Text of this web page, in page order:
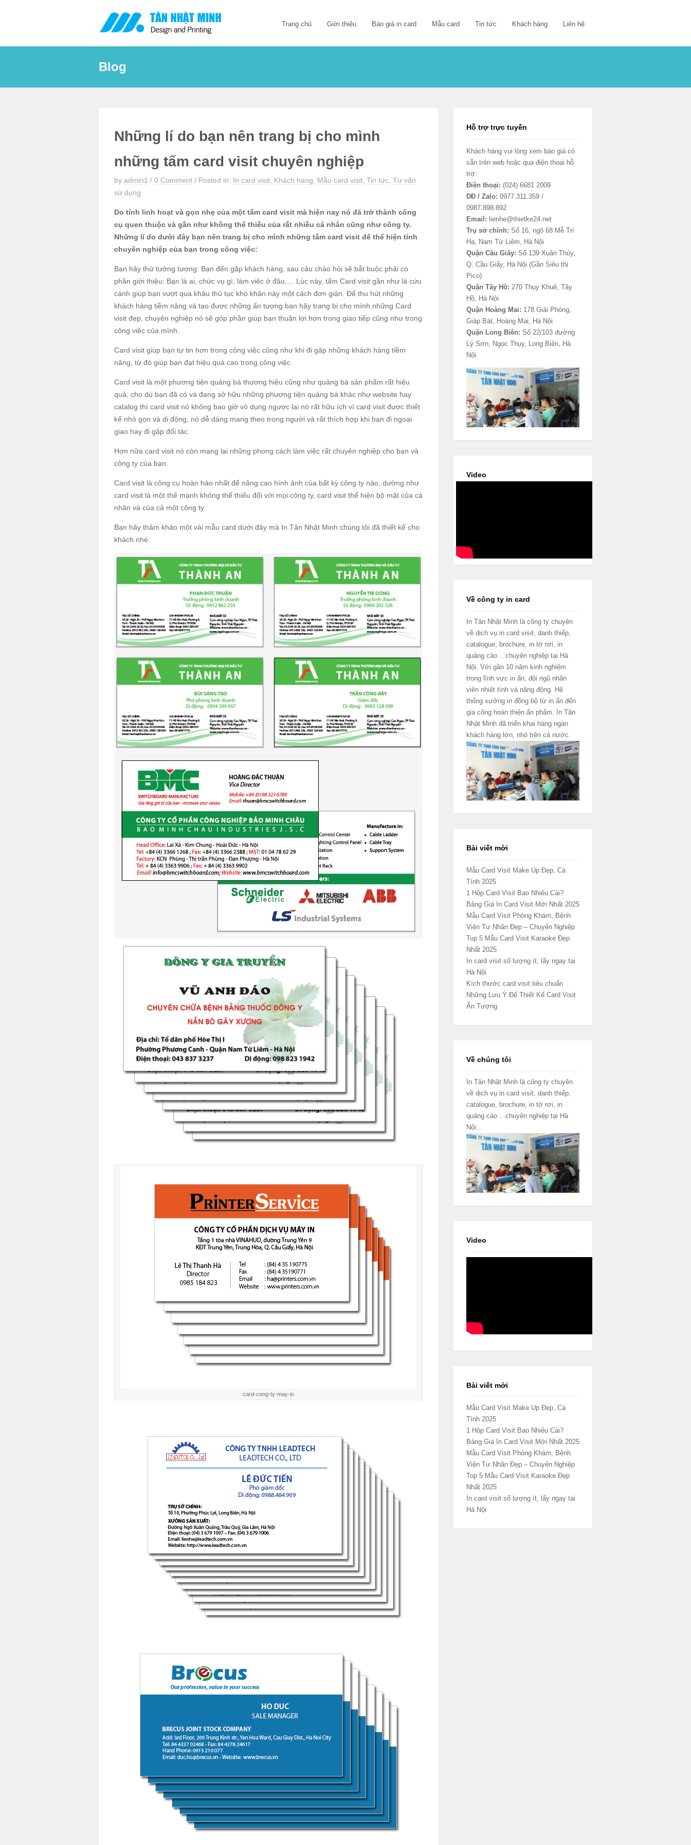
Trang chủ Giới thiệu Báo giá in card Mẫu card Tin tức Khách hàng Liên hệ
Blog
Những lí do bạn nên trang bị cho mình
những tấm card visit chuyên nghiệp
by admin1 / 0 Comment / Posted in: In card visit Khách hàng Mẫu card visit Tin tức Tư vấn
sử dụng
Do tính linh hoạt và gọn nhẹ của một tấm card visit mà hiện nay nó đã trở thành công
cụ quen thuộc và gần như không thể thiếu của rất nhiều cá nhân cũng như công ty.
Những lí do dưới đây bạn nên trang bị cho mình những tấm card visit để thể hiện tính
chuyên nghiệp của bạn trong công việc:
Bạn hãy thử tưởng tượng: Bạn đến gặp khách hàng, sau câu chào hỏi sẽ bắt buộc phải có
phần giới thiệu: Bạn là ai, chức vụ gì, làm việc ở đâu,… Lúc này, tấm Card visit gần như là cứu
cánh giúp bạn vượt qua khâu thủ tục khó khăn này một cách đơn giản. Để thu hút những
khách hàng tiềm năng và tạo được những ấn tượng bạn hãy trang bị cho mình những Card
visit đẹp, chuyên nghiệp nó sẽ góp phần giúp bạn thuận lợi hơn trong giao tiếp cũng như trong
công việc của mình.
Card visit giúp bạn tự tin hơn trong công việc cũng như khi đi gặp những khách hàng tiềm
năng, từ đó giúp bạn đạt hiệu quả cao trong công việc.
Card visit là một phương tiện quảng bá thương hiệu cũng như quảng bá sản phẩm rất hiệu
quả, cho dù bạn đã có và đang sở hữu những phương tiện quảng bá khác như website hay
catalog thì card visit nó không bao giờ vô dụng ngược lại nó rất hữu ích vì card visit được thiết
kế nhỏ gọn và di động, nó dễ dàng mang theo trong người và rất thích hợp khi bạn đi ngoại
giao hay đi gặp đối tác.
Hơn nữa card visit nó còn mang lại những phong cách làm việc rất chuyên nghiệp cho bạn và
công ty của bạn.
Card visit là công cụ hoàn hảo nhất để nâng cao hình ảnh của bất kỳ công ty nào, dường như
card visit là một thế mạnh không thể thiếu đối với mọi công ty, card visit thể hiện bộ mặt của cá
nhân và của cả một công ty.
Bạn hãy thảm khảo một vài mẫu card dưới đây mà In Tân Nhật Minh chúng tôi đã thiết kế cho
khách nhé:
card-cong-ty-may-in
Hỗ trợ trực tuyến
Khách hàng vui lòng xem báo giá có
sẵn trên web hoặc qua điện thoại hỗ
trợ:
Điện thoại: (024) 6681 2009
DĐ / Zalo: 0977.311.359 /
0987.898.892
Email: lienhe@thietke24.net
Trụ sở chính: Số 16, ngõ 68 Mễ Trì
Hạ, Nam Từ Liêm, Hà Nội
Quận Cầu Giấy: Số 139 Xuân Thủy,
Q. Cầu Giấy, Hà Nội (Gần Siêu thị
Pico)
Quận Tây Hồ: 270 Thụy Khuê, Tây
Hồ, Hà Nội
Quận Hoàng Mai: 178 Giải Phóng,
Giáp Bát, Hoàng Mai, Hà Nội
Quận Long Biên: Số 22/103 đường
Lý Sơn, Ngọc Thụy, Long Biên, Hà
Nội
Video
Về công ty in card
In Tân Nhật Minh là công ty chuyên
về dịch vụ in card visit, danh thiếp,
catalogue, brochure, in tờ rơi, in
quảng cáo .. chuyên nghiệp tại Hà
Nội. Với gần 10 năm kinh nghiệm
trong lĩnh vực in ấn, đội ngũ nhân
viên nhiệt tình và năng động. Hệ
thống xưởng in đồng bộ từ in ấn đến
gia công hoàn thiện ấn phẩm. In Tân
Nhật Minh đã triển khai hàng ngàn
khách hàng lớn, nhỏ trên cả nước.
Bài viết mới
Mẫu Card Visit Make Up Đẹp, Cá
Tính 2025
1 Hộp Card Visit Bao Nhiêu Cái?
Bảng Giá In Card Visit Mới Nhất 2025
Mẫu Card Visit Phòng Khám, Bệnh
Viện Tư Nhân Đẹp – Chuyên Nghiệp
Top 5 Mẫu Card Visit Karaoke Đẹp
Nhất 2025
In card visit số lượng ít, lấy ngay tại
Hà Nội
Kích thước card visit tiêu chuẩn
Những Lưu Ý Để Thiết Kế Card Visit
Ấn Tượng
Về chúng tôi
In Tân Nhật Minh là công ty chuyên
về dịch vụ in card visit, danh thiếp,
catalogue, brochure, in tờ rơi, in
quảng cáo .. chuyên nghiệp tại Hà
Nội...
Video
Bài viết mới
Mẫu Card Visit Make Up Đẹp, Cá
Tính 2025
1 Hộp Card Visit Bao Nhiêu Cái?
Bảng Giá In Card Visit Mới Nhất 2025
Mẫu Card Visit Phòng Khám, Bệnh
Viện Tư Nhân Đẹp – Chuyên Nghiệp
Top 5 Mẫu Card Visit Karaoke Đẹp
Nhất 2025
In card visit số lượng ít, lấy ngay tại
Hà Nội